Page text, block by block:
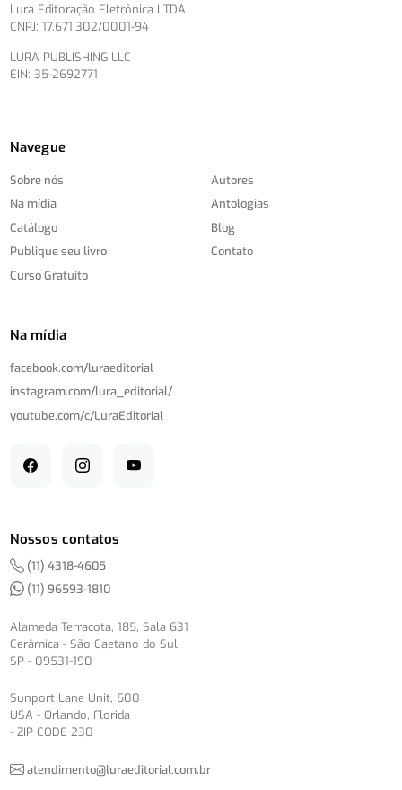
Lura Editoração Eletrônica LTDA
CNPJ: 17.671.302/0001-94
LURA PUBLISHING LLC
EIN: 35-2692771
Navegue
Sobre nós
Na mídia
Catálogo
Publique seu livro
Curso Gratuito
Autores
Antologias
Blog
Contato
Na mídia
facebook.com/luraeditorial
instagram.com/lura_editorial/
youtube.com/c/LuraEditorial
Nossos contatos
(11) 4318-4605
(11) 96593-1810
Alameda Terracota, 185, Sala 631
Cerâmica - São Caetano do Sul
SP - 09531-190
Sunport Lane Unit, 500
USA - Orlando, Florida
- ZIP CODE 230
atendimento@luraeditorial.com.br